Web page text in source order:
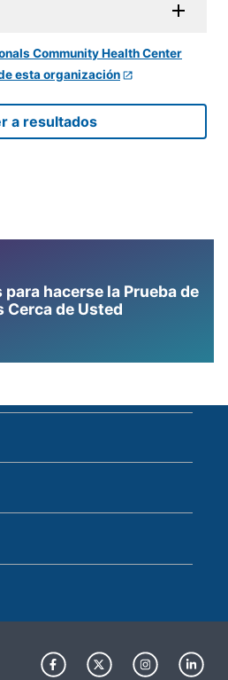
esta organización
a resultados
hacerse la Prueba de
Cerca de Usted